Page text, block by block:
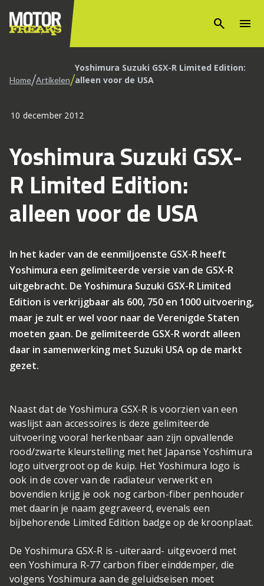
search menu
Home/Artikelen/Yoshimura Suzuki GSX-R Limited Edition:
alleen voor de USA
10 december 2012
Yoshimura Suzuki GSX-
R Limited Edition:
alleen voor de USA
In het kader van de eenmiljoenste GSX-R heeft
Yoshimura een gelimiteerde versie van de GSX-R
uitgebracht. De Yoshimura Suzuki GSX-R Limited
Edition is verkrijgbaar als 600, 750 en 1000 uitvoering,
maar je zult er wel voor naar de Verenigde Staten
moeten gaan. De gelimiteerde GSX-R wordt alleen
daar in samenwerking met Suzuki USA op de markt
gezet.
Naast dat de Yoshimura GSX-R is voorzien van een
waslijst aan accessoires is deze gelimiteerde
uitvoering vooral herkenbaar aan zijn opvallende
rood/zwarte kleurstelling met het Japanse Yoshimura
logo uitvergroot op de kuip. Het Yoshimura logo is
ook in de cover van de radiateur verwerkt en
bovendien krijg je ook nog carbon-fiber penhouder
met daarin je naam gegraveerd, evenals een
bijbehorende Limited Edition badge op de kroonplaat.
De Yoshimura GSX-R is -uiteraard- uitgevoerd met
een Yoshimura R-77 carbon fiber einddemper, die
volgens Yoshimura aan de geluidseisen moet